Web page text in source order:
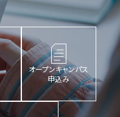
オープンキャンパス
申込み